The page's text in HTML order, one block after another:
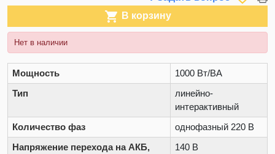
 В корзину
Нет в наличии
Мощность
1000 Вт/ВА
Тип
линейно-
интерактивный
Количество фаз
однофазный 220 В
Напряжение перехода на АКБ,
140 В